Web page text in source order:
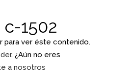
1502
para ver éste contenido.
. ¿Aún no eres
a nosotros